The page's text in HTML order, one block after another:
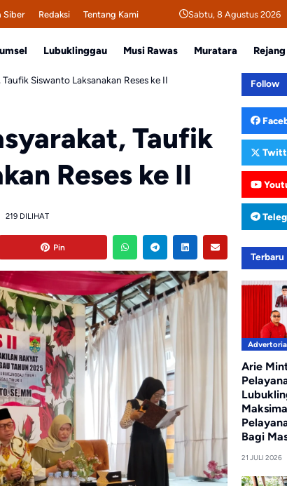
Siber Redaksi Tentang Kami Sabtu, 8 Agustus 2026
Lubuklinggau Musi Rawas Muratara
Siswanto Laksanakan Reses ke II
Taufik
Reses ke II
219 DILIHAT
Pin
Follow
Terbaru
Arie
Bagi
21 JULI 2026